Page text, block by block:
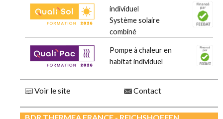
individuel
Système solaire
combiné
Pompe à chaleur en
habitat individuel
Voir le site Contact